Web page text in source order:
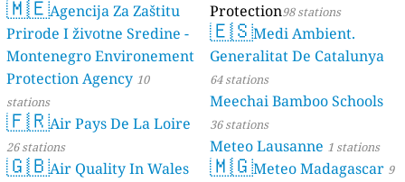
🇲🇪Agencija Za Zaštitu
Prirode I životne Sredine -
Montenegro Environement
Protection Agency 10
stations
🇫🇷Air Pays De La Loire
26 stations
🇬🇧Air Quality In Wales
Protection98 stations
🇪🇸Medi Ambient.
Generalitat De Catalunya
64 stations
Meechai Bamboo Schools
36 stations
Meteo Lausanne 1 stations
🇲🇬Meteo Madagascar 9